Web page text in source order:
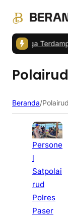
Warga Terdampak
Beranda/
Persone
l
Satpolai
rud
Polres
Paser